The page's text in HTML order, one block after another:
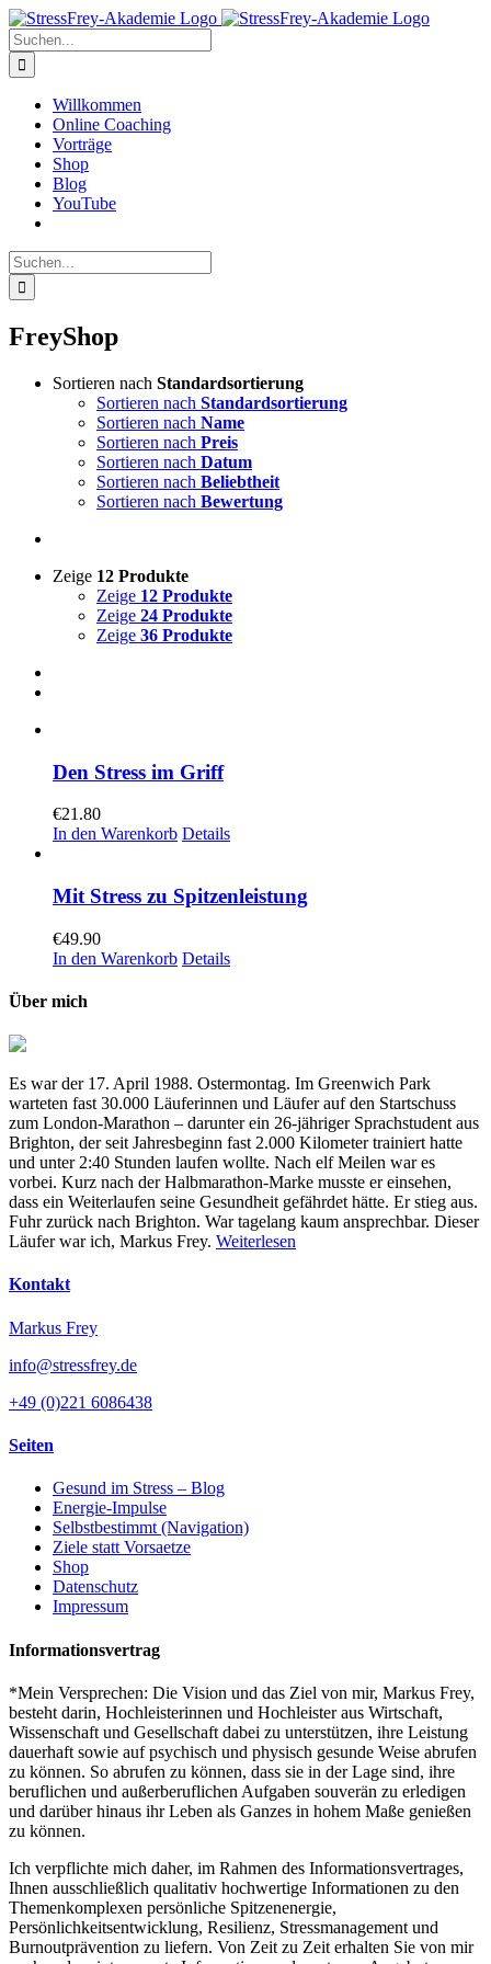
Zum
Inhalt
springen
Suche
nach:
Willkommen
Online Coaching
Vorträge
Shop
Blog
YouTube
Suche
nach:
FreyShop
Sortieren nach Standardsortierung
Sortieren nach Standardsortierung
Sortieren nach Name
Sortieren nach Preis
Sortieren nach Datum
Sortieren nach Beliebtheit
Sortieren nach Bewertung
Zeige 12 Produkte
Zeige 12 Produkte
Zeige 24 Produkte
Zeige 36 Produkte
Den Stress im Griff
€21.80
In den Warenkorb Details
Mit Stress zu Spitzenleistung
€49.90
In den Warenkorb Details
Über mich
Es war der 17. April 1988. Ostermontag. Im Greenwich Park
warteten fast 30.000 Läuferinnen und Läufer auf den Startschuss
zum London-Marathon – darunter ein 26-jähriger Sprachstudent aus
Brighton, der seit Jahresbeginn fast 2.000 Kilometer trainiert hatte
und unter 2:40 Stunden laufen wollte. Nach elf Meilen war es
vorbei. Kurz nach der Halbmarathon-Marke musste er einsehen,
dass ein Weiterlaufen seine Gesundheit gefährdet hätte. Er stieg aus.
Fuhr zurück nach Brighton. War tagelang kaum ansprechbar. Dieser
Läufer war ich, Markus Frey. Weiterlesen
Kontakt
Markus Frey
info@stressfrey.de
+49 (0)221 6086438
Seiten
Gesund im Stress – Blog
Energie-Impulse
Selbstbestimmt (Navigation)
Ziele statt Vorsaetze
Shop
Datenschutz
Impressum
Informationsvertrag
*Mein Versprechen: Die Vision und das Ziel von mir, Markus Frey,
besteht darin, Hochleisterinnen und Hochleister aus Wirtschaft,
Wissenschaft und Gesellschaft dabei zu unterstützen, ihre Leistung
dauerhaft sowie auf psychisch und physisch gesunde Weise abrufen
zu können. So abrufen zu können, dass sie in der Lage sind, ihre
beruflichen und außerberuflichen Aufgaben souverän zu erledigen
und darüber hinaus ihr Leben als Ganzes in hohem Maße genießen
zu können.
Ich verpflichte mich daher, im Rahmen des Informationsvertrages,
Ihnen ausschließlich qualitativ hochwertige Informationen zu den
Themenkomplexen persönliche Spitzenenergie,
Persönlichkeitsentwicklung, Resilienz, Stressmanagement und
Burnoutprävention zu liefern. Von Zeit zu Zeit erhalten Sie von mir